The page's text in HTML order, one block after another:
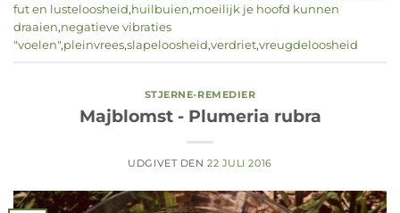
fut en lusteloosheid,huilbuien,moeilijk je hoofd kunnen
draaien,negatieve vibraties
"voelen",pleinvrees,slapeloosheid,verdriet,vreugdeloosheid
STJERNE-REMEDIER
Majblomst - Plumeria rubra
UDGIVET DEN 22 JULI 2016